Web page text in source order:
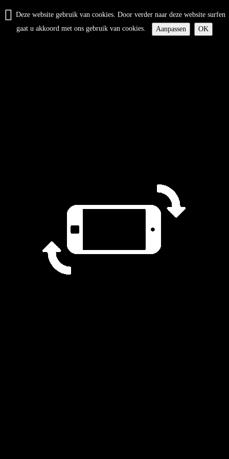
Deze website gebruik van cookies. Door verder naar deze website surfen
gaat u akkoord met ons gebruik van cookies.
Aanpassen OK